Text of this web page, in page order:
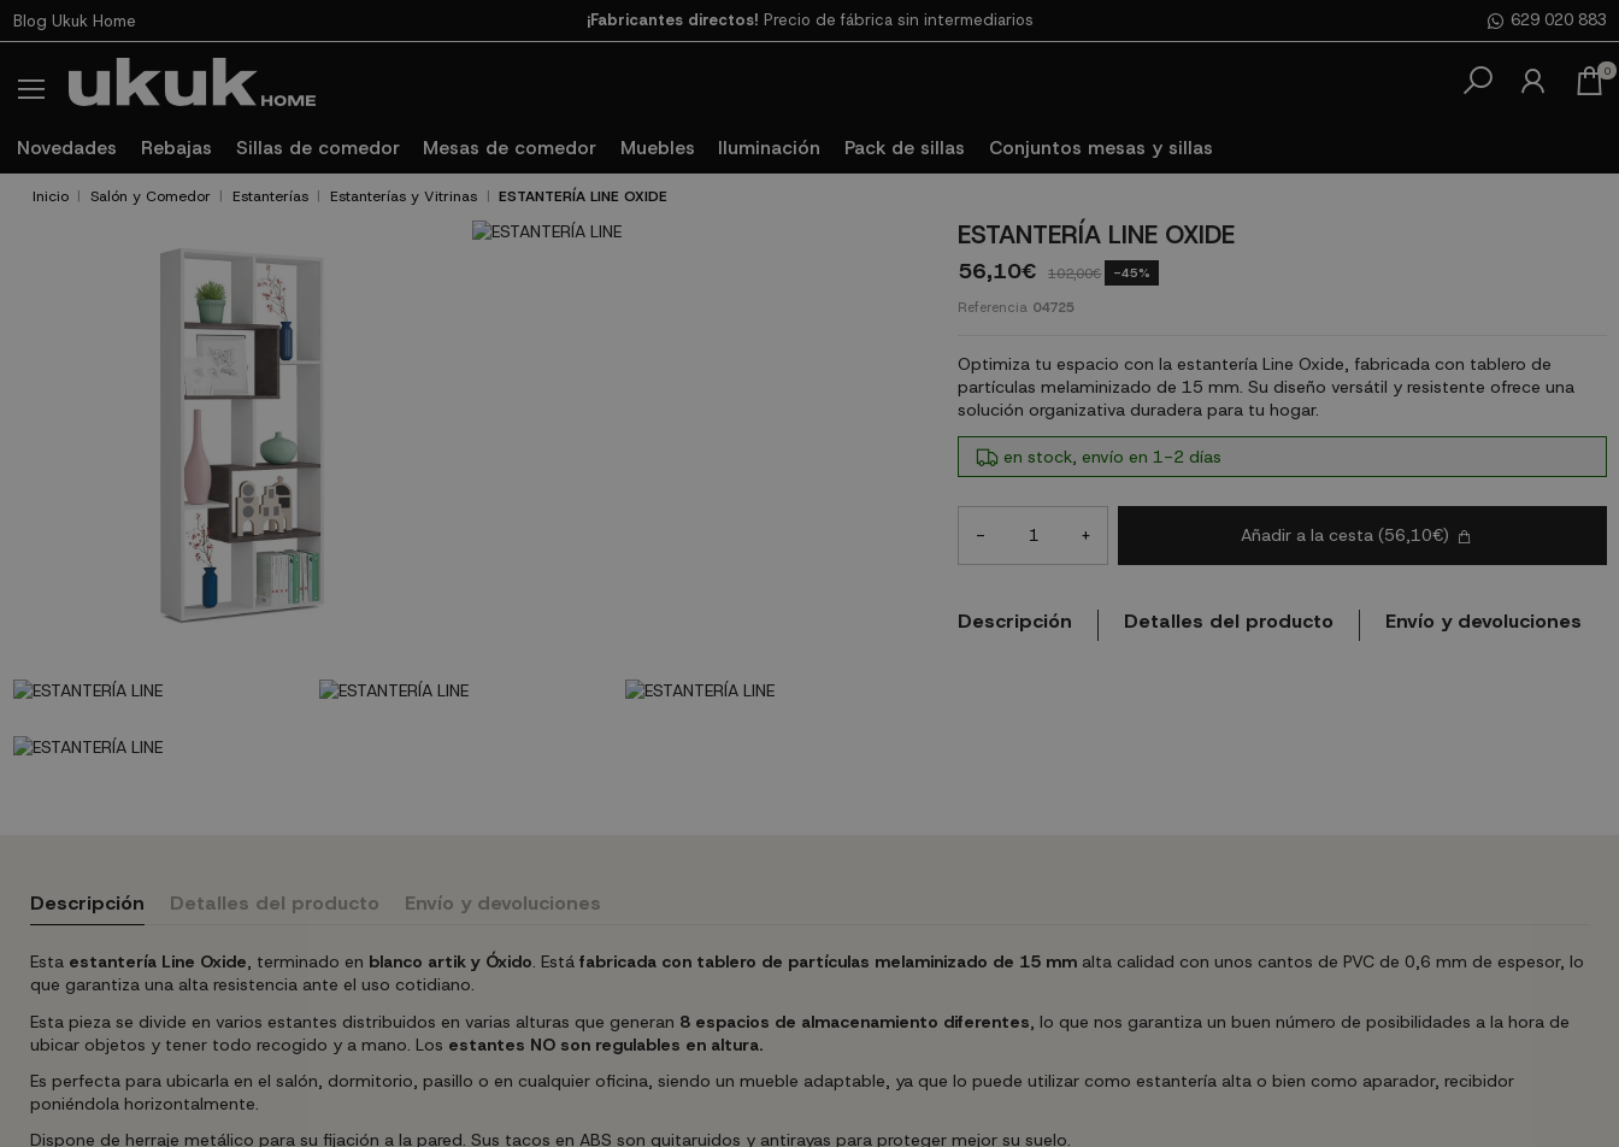
Blog Ukuk Home Paga en 3cuotas SIN INTERESES con SeQura 629 020 883
0
Novedades Rebajas Sillas de comedor Mesas de comedor Muebles Iluminación Pack de sillas Conjuntos mesas y sillas
Inicio Salón y Comedor Estanterías Estanterías y Vitrinas ESTANTERÍA LINE OXIDE
ESTANTERÍA LINE OXIDE
56,10€ 102,00€ -45%
Referencia 04725
Optimiza tu espacio con la estantería Line Oxide, fabricada con tablero de
partículas melaminizado de 15 mm. Su diseño versátil y resistente ofrece una
solución organizativa duradera para tu hogar.
en stock, envío en 1-2 días
- + Añadir a la cesta (56,10€)
Descripción Detalles del producto Envío y devoluciones
Descripción Detalles del producto Envío y devoluciones
Estaestantería Line Oxide, terminado en blanco artik y Óxido. Está fabricada con tablero de partículas melaminizado de 15 mmalta calidad con unos cantos de PVC de 0,6 mm de espesor, lo
que garantiza una alta resistencia ante el uso cotidiano.
Esta pieza se divide en varios estantes distribuidos en varias alturas que generan 8 espacios de almacenamiento diferentes , lo que nos garantiza un buen número de posibilidades a la hora de
ubicar objetos y tener todo recogido y a mano. Los estantes NO son regulables en altura.
Es perfecta para ubicarla en el salón, dormitorio, pasillo o en cualquier oficina, siendo un mueble adaptable, ya que lo puede utilizar como estantería alta o bien como aparador, recibidor
poniéndola horizontalmente.
Dispone de herraje metálico para su fijación a la pared. Sus tacos en ABS son quitaruidos y antirayas para proteger mejor su suelo.